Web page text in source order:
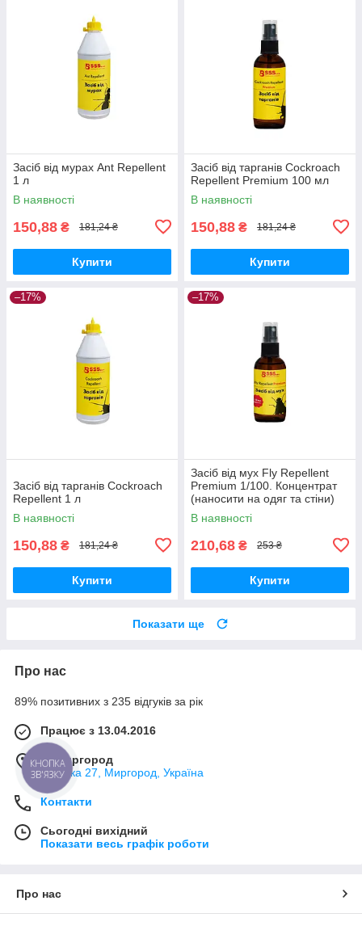
Засіб від мурах Ant Repellent
1 л
В наявності
150,88 ₴ 181,24 ₴
Купити
Засіб від тарганів Cockroach
Repellent Premium 100 мл
В наявності
150,88 ₴ 181,24 ₴
Купити
–17%
Засіб від тарганів Cockroach
Repellent 1 л
В наявності
150,88 ₴ 181,24 ₴
Купити
–17%
Засіб від мух Fly Repellent
Premium 1/100. Концентрат
(наносити на одяг та стіни)
50 мл
В наявності
210,68 ₴ 253 ₴
Купити
Показати ще
Про нас
89% позитивних з 235 відгуків за рік
Працює з 13.04.2016
м. Миргород
Ткацька 27, Миргород, Україна
Контакти
Сьогодні вихідний
Показати весь графік роботи
Про нас
КНОПКА
ЗВ'ЯЗКУ